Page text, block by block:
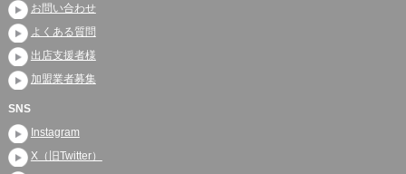
お問い合わせ
よくある質問
出店支援者様
加盟業者募集
SNS
Instagram
X（旧Twitter）